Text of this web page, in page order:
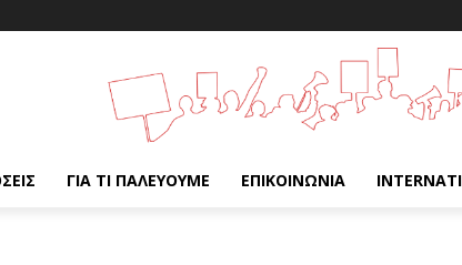
ΓΙΑ ΤΙ ΠΑΛΕΎΟΥΜΕ ΕΠΙΚΟΙΝΩΝΊΑ